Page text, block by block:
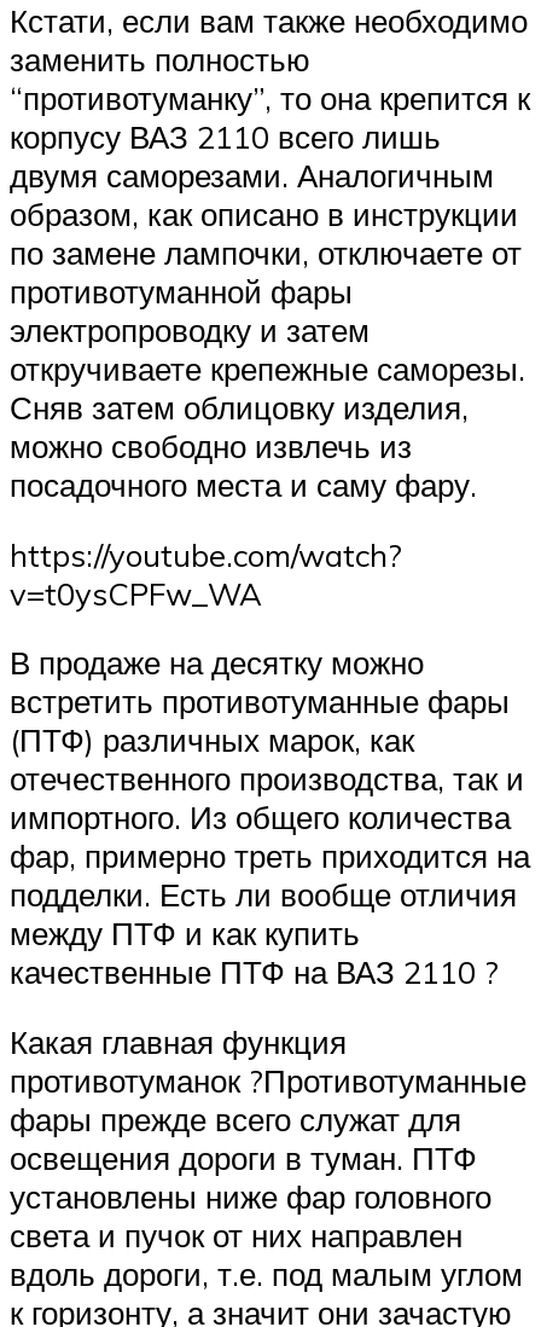
Кстати, если вам также необходимо
заменить полностью
“противотуманку”, то она крепится к
корпусу ВАЗ 2110 всего лишь
двумя саморезами. Аналогичным
образом, как описано в инструкции
по замене лампочки, отключаете от
противотуманной фары
электропроводку и затем
откручиваете крепежные саморезы.
Сняв затем облицовку изделия,
можно свободно извлечь из
посадочного места и саму фару.
https://youtube.com/watch?
v=t0ysCPFw_WA
В продаже на десятку можно
встретить противотуманные фары
(ПТФ) различных марок, как
отечественного производства, так и
импортного. Из общего количества
фар, примерно треть приходится на
подделки. Есть ли вообще отличия
между ПТФ и как купить
качественные ПТФ на ВАЗ 2110 ?
Какая главная функция
противотуманок ?Противотуманные
фары прежде всего служат для
освещения дороги в туман. ПТФ
установлены ниже фар головного
света и пучок от них направлен
вдоль дороги, т.е. под малым углом
к горизонту, а значит они зачастую